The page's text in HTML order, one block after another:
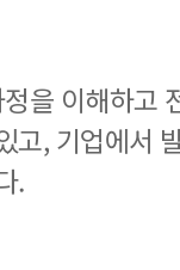
을 이해하고
고, 기업에서
.